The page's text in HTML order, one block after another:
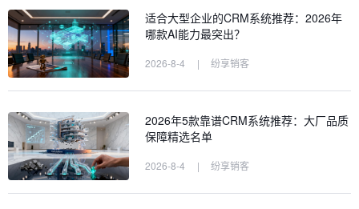
适合大型企业的CRM系统推荐：2026年
哪款AI能力最突出？
2026-8-4 | 纷享销客
2026年5款靠谱CRM系统推荐：大厂品质
保障精选名单
2026-8-4 | 纷享销客